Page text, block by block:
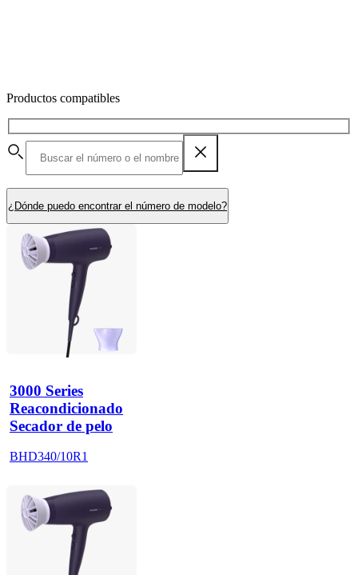
Productos compatibles
¿Dónde puedo encontrar el número de modelo?
3000 Series
Reacondicionado
Secador de pelo
BHD340/10R1